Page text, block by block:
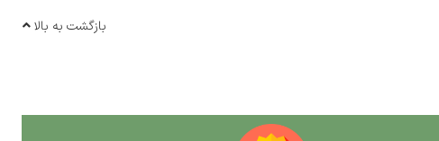
بازگشت به بالا